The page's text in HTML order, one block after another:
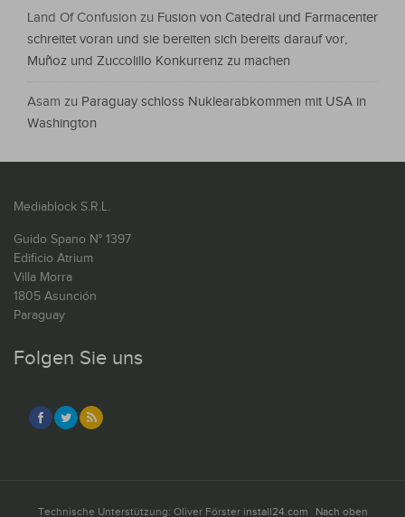
Land Of Confusion zu Fusion von Catedral und Farmacenter
schreitet voran und sie bereiten sich bereits darauf vor,
Muñoz und Zuccolillo Konkurrenz zu machen
Asam zu Paraguay schloss Nuklearabkommen mit USA in
Washington
Mediablock S.R.L.
Guido Spano N° 1397
Edificio Atrium
Villa Morra
1805 Asunción
Paraguay
Folgen Sie uns
Technische Unterstützung: Oliver Förster install24.com Nach oben